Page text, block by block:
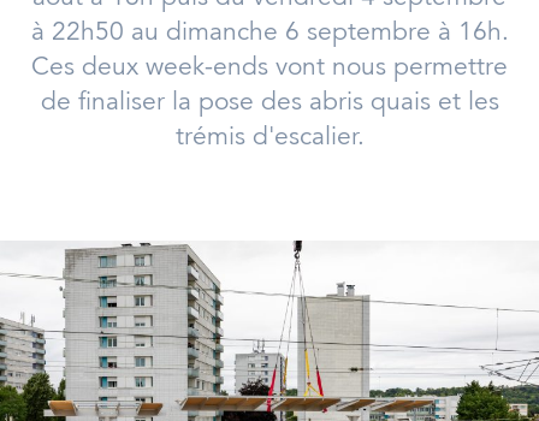
à 22h50 au dimanche 6 septembre à 16h.
Ces deux week-ends vont nous permettre
de finaliser la pose des abris quais et les
trémis d'escalier.